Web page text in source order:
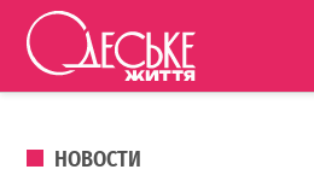
Перейти к содержанию
життя
ОПУБЛИКОВАНО В
НОВОСТИ